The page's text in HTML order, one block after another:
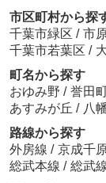
市区町村から探
千葉市緑区 / 市
千葉市若葉区 /
町名から探す
おゆみ野 / 誉田
あすみが丘 / 八
路線から探す
外房線 / 京成千
総武本線 / 総武